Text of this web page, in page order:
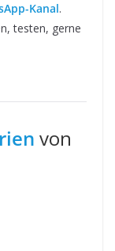
Kanal.
testen, gerne
von